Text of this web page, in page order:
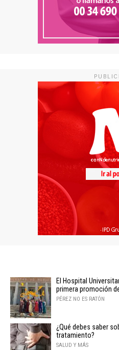
El Hospital
primera promoción
PÉREZ NO ES RATÓN
¿Qué debes saber
tratamiento?
SALUD Y MÁS